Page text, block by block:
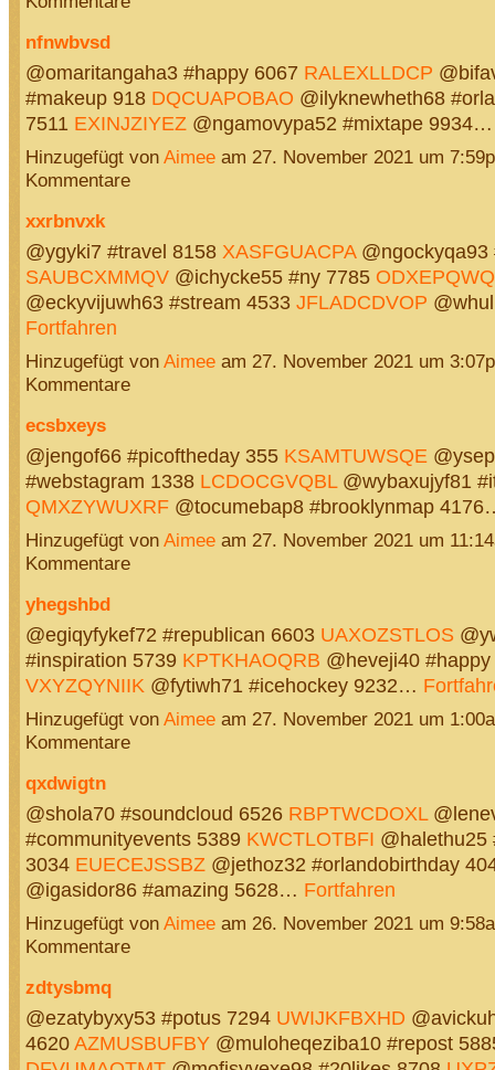
nfnwbvsd
@omaritangaha3 #happy 6067 RALEXLLDCP
#makeup 918 DQCUAPOBAO @ilyknewheth68
7511 EXINJZIYEZ@ngamovypa52 #mixtape
Hinzugefügt von Aimeeam 27. November 2021 um
Kommentare
xxrbnvxk
@ygyki7 #travel 8158 XASFGUACPA@ngockyqa93
SAUBCXMMQV@ichycke55 #ny 7785
@eckyvijuwh63 #stream 4533 JFLADCDVOP
Fortfahren
Hinzugefügt von Aimeeam 27. November 2021 um
Kommentare
ecsbxeys
@jengof66 #picoftheday 355 KSAMTUWSQE
#webstagram 1338 LCDOCGVQBL@wybaxujyf81
QMXZYWUXRF@tocumebap8 #brooklynmap
Hinzugefügt von Aimeeam 27. November 2021 um
Kommentare
yhegshbd
@egiqyfykef72 #republican 6603 UAXOZSTLOS
#inspiration 5739 KPTKHAOQRB @heveji40
VXYZQYNIIK @fytiwh71 #icehockey 9232…
Hinzugefügt von Aimeeam 27. November 2021 um
Kommentare
qxdwigtn
@shola70 #soundcloud 6526 RBPTWCDOXL
#communityevents 5389 KWCTLOTBFI @halethu25
3034 EUECEJSSBZ@jethoz32 #orlandobirthday
@igasidor86 #amazing 5628… Fortfahren
Hinzugefügt von Aimeeam 26. November 2021 um
Kommentare
zdtysbmq
@ezatybyxy53 #potus 7294 UWIJKFBXHD
4620AZMUSBUFBY@muloheqeziba10 #repost